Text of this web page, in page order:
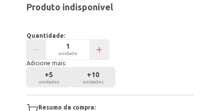
Produto indisponível
Quantidade:
unidade
Adicione mais:
+5
unidades
+10
unidades
Resumo da compra: